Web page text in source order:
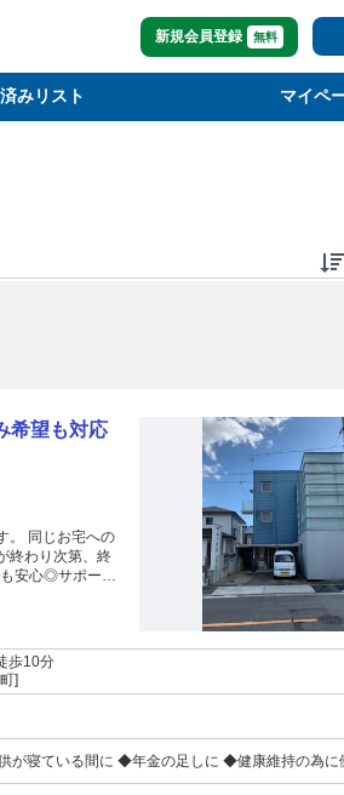
新規会員登録 無料
みリスト マイペ
希望も対応
の
終わり次第、終
歩10分
]
寝ている間に ◆年金の足しに ◆健康維持の為に